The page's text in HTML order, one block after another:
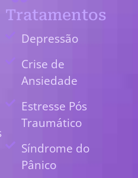
Tratamentos
Depressão
Crise de
Ansiedade
Estresse Pós
Traumático
Síndrome do
Pânico